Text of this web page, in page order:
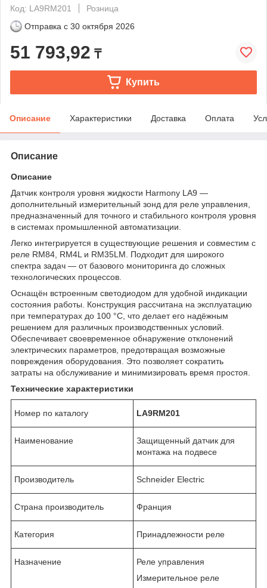
Код: LA9RM201
Розница
Отправка с 30 октября 2026
51 793,92 ₸
Купить
Описание Характеристики Доставка Оплата
Описание
Описание
Датчик контроля уровня жидкости Harmony LA9 —
дополнительный измерительный зонд для реле управления,
предназначенный для точного и стабильного контроля уровня
в системах промышленной автоматизации.
Легко интегрируется в существующие решения и совместим с
реле RM84, RM4L и RM35LM. Подходит для широкого
спектра задач — от базового мониторинга до сложных
технологических процессов.
Оснащён встроенным светодиодом для удобной индикации
состояния работы. Конструкция рассчитана на эксплуатацию
при температурах до 100 °C, что делает его надёжным
решением для различных производственных условий.
Обеспечивает своевременное обнаружение отклонений
электрических параметров, предотвращая возможные
повреждения оборудования. Это позволяет сократить
затраты на обслуживание и минимизировать время простоя.
Технические характеристики
Номер по каталогу LA9RM201
Наименование
Защищенный датчик для
монтажа на подвесе
Производитель Schneider Electric
Страна производитель Франция
Категория Принадлежности реле
Назначение
Реле управления
Измерительное реле